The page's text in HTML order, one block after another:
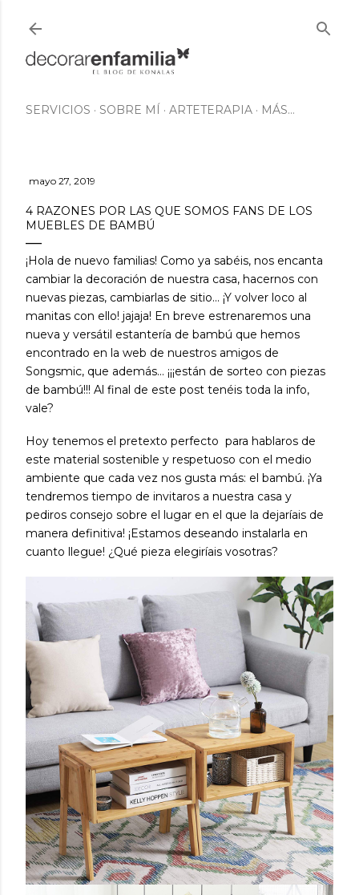
SERVICIOS SOBRE MÍ ARTETERAPIA MÁS…
mayo 27, 2019
4 RAZONES POR LAS QUE SOMOS FANS DE LOS
MUEBLES DE BAMBÚ
¡Hola de nuevo familias! Como ya sabéis, nos encanta
cambiar la decoración de nuestra casa, hacernos con
nuevas piezas, cambiarlas de sitio... ¡Y volver loco al
manitas con ello! jajaja! En breve estrenaremos una
nueva y versátil estantería de bambú que hemos
encontrado en la web de nuestros amigos de
Songsmic, que además... ¡¡¡están de sorteo con piezas
de bambú!!! Al final de este post tenéis toda la info,
vale?
Hoy tenemos el pretexto perfecto para hablaros de
este material sostenible y respetuoso con el medio
ambiente que cada vez nos gusta más: el bambú. ¡Ya
tendremos tiempo de invitaros a nuestra casa y
pediros consejo sobre el lugar en el que la dejaríais de
manera definitiva! ¡Estamos deseando instalarla en
cuanto llegue! ¿Qué pieza elegiríais vosotras?